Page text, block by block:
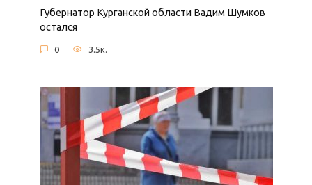
Губернатор Курганской области Вадим Шумков
остался
0 3.5к.